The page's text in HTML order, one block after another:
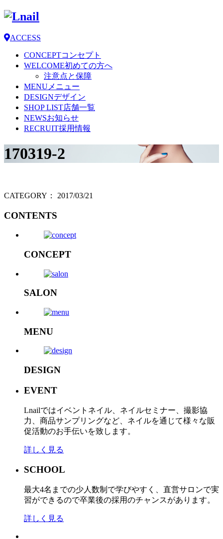
ACCESS
CONCEPTコンセプト
WELCOME初めての方へ
注意点と保障
MENU メニュー
DESIGNデザイン
SHOP LIST店舗一覧
NEWSお知らせ
RECRUIT採用情報
170319-2
CATEGORY： 2017/03/21
CONTENTS
CONCEPT
SALON
MENU
DESIGN
EVENT
Lnailではイベントネイル、ネイルセミナー、撮影協
力、商品サンプリングなど、ネイルを通じて様々な販
促活動のお手伝いを致します。
詳しく見る
SCHOOL
最大4名までの少人数制で学びやすく、直営サロンで実
習ができるので卒業後の採用のチャンスがあります。
詳しく見る